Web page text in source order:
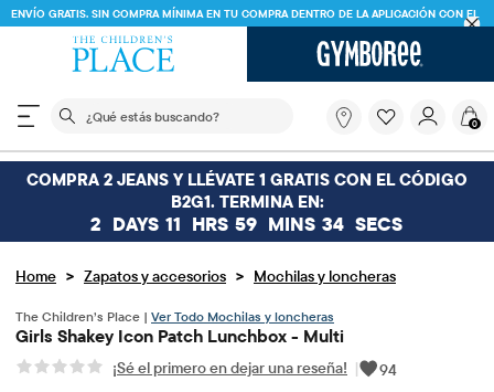
ENVÍO GRATIS. SIN COMPRA MÍNIMA EN TU COMPRA DENTRO DE LA APLICACIÓN CON EL
CÓDIGO
El siguiente campo de búsqueda filtra las
buscando?
0
COMPRA 2 JEANS Y LLÉVATE 1 GRATIS CON EL CÓDIGO
B2G1. TERMINA EN:
2 DAYS 11 HRS 59 MINS 34 SECS
Home > Zapatos y accesorios > Mochilas y loncheras
The Children’s Place | Ver Todo Mochilas y loncheras
Girls Shakey Icon Patch Lunchbox - Multi
¡Sé el primero en dejar una reseña! | 94